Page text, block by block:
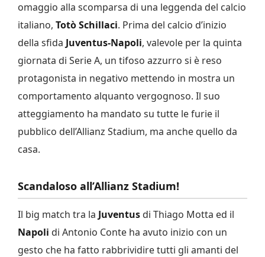
omaggio alla scomparsa di una leggenda del calcio
italiano, Totò Schillaci. Prima del calcio d’inizio
della sfida Juventus-Napoli, valevole per la quinta
giornata di Serie A, un tifoso azzurro si è reso
protagonista in negativo mettendo in mostra un
comportamento alquanto vergognoso. Il suo
atteggiamento ha mandato su tutte le furie il
pubblico dell’Allianz Stadium, ma anche quello da
casa.
Scandaloso all’Allianz Stadium!
Il big match tra la Juventus di Thiago Motta ed il
Napoli di Antonio Conte ha avuto inizio con un
gesto che ha fatto rabbrividire tutti gli amanti del